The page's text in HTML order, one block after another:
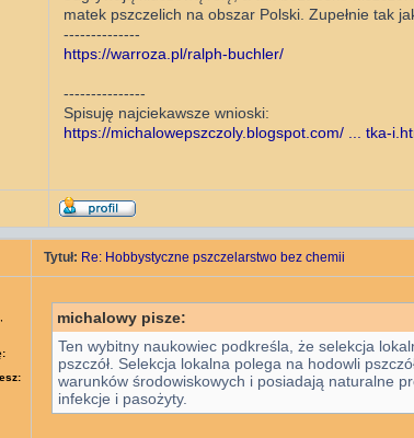
matek pszczelich na obszar Polski. Zupełnie tak
--------------
https://warroza.pl/ralph-buchler/
---------------
Spisuję najciekawsze wnioski:
https://michalowepszczoly.blogspot.com/ ... tka-
Tytuł: Re: Hobbystyczne pszczelarstwo bez chemii
michalowy pisze:
Ten wybitny naukowiec podkreśla, że selekcja
pszczół. Selekcja lokalna polega na hodowli
warunków środowiskowych i posiadają naturalne
infekcje i pasożyty.